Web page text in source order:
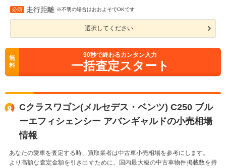
必須 走行距離 ※不明の場合はおおよそでOKです
選択してください
無
料
90秒で終わるカンタン入力
一括査定スタート
Cクラスワゴン(メルセデス・ベンツ) C250 ブル
ーエフィシェンシー アバンギャルドの小売相場
情報
あなたの愛車を査定する時、買取業者は中古車小売相場を参考にします。
より高額な査定金額を引き出すために、国内最大級の中古車物件掲載数を持